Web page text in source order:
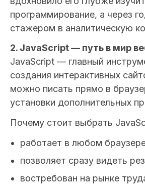
программирование, а через
стажером в аналитическую
2. JavaScript — путь в мир
JavaScript — главный
создания интерактивных
можно писать прямо в
установки дополнительных
Почему стоит выбрать
работает в любом
позволяет сразу видеть
востребован на рынке